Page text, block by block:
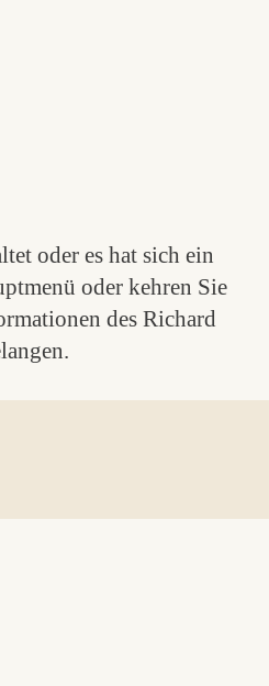
oder es hat sich ein
oder kehren Sie
des Richard